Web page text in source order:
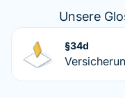
Unsere
§34d